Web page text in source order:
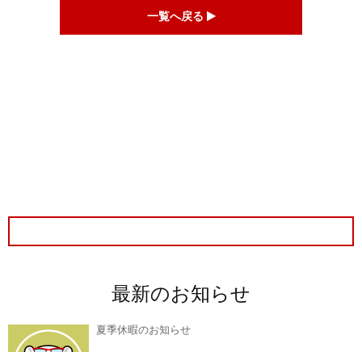
一覧へ戻る
最新のお知らせ
夏季休暇のお知らせ